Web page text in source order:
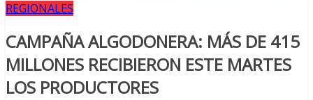
REGIONALES
CAMPAÑA ALGODONERA: MÁS DE 415
MILLONES RECIBIERON ESTE MARTES
LOS PRODUCTORES